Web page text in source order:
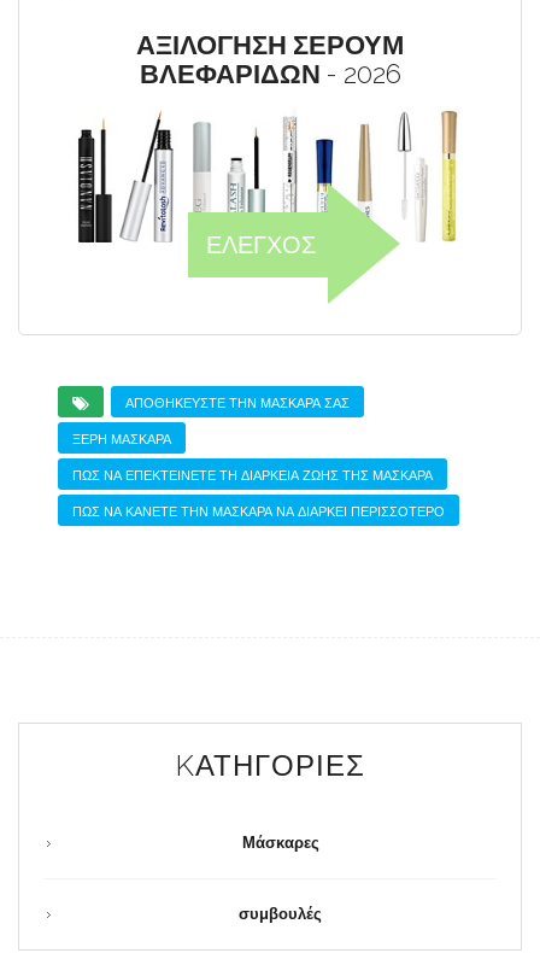
ΑΞΙΛΟΓΗΣΗ ΣΕΡΟΥΜ
ΒΛΕΦΑΡΙΔΩΝ - 2026
ΕΛΕΓΧΟΣ
ΑΠΟΘΗΚΕΎΣΤΕ ΤΗΝ ΜΆΣΚΑΡΑ ΣΑΣ
ΞΕΡΉ ΜΆΣΚΑΡΑ
ΠΩΣ ΝΑ ΕΠΕΚΤΕΊΝΕΤΕ ΤΗ ΔΙΆΡΚΕΙΑ ΖΩΉΣ ΤΗΣ ΜΆΣΚΑΡΑ
ΠΏΣ ΝΑ ΚΆΝΕΤΕ ΤΗΝ ΜΆΣΚΑΡΑ ΝΑ ΔΙΑΡΚΕΊ ΠΕΡΙΣΣΌΤΕΡΟ
KΑΤΗΓΟΡΊΕΣ
Μάσκαρες
συμβουλές